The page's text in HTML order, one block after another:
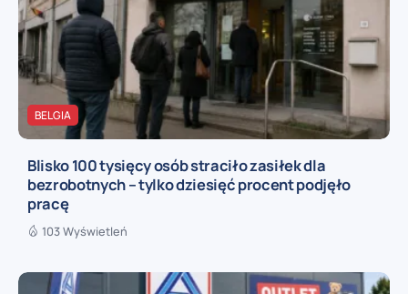
BELGIA
Blisko 100 tysięcy osób straciło zasiłek dla
bezrobotnych – tylko dziesięć procent podjęło
pracę
103 Wyświetleń